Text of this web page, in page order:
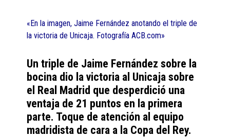
«En la imagen, Jaime Fernández anotando el triple de
la victoria de Unicaja. Fotografía ACB.com»
Un triple de Jaime Fernández sobre la
bocina dio la victoria al Unicaja sobre
el Real Madrid que desperdició una
ventaja de 21 puntos en la primera
parte. Toque de atención al equipo
madridista de cara a la Copa del Rey.